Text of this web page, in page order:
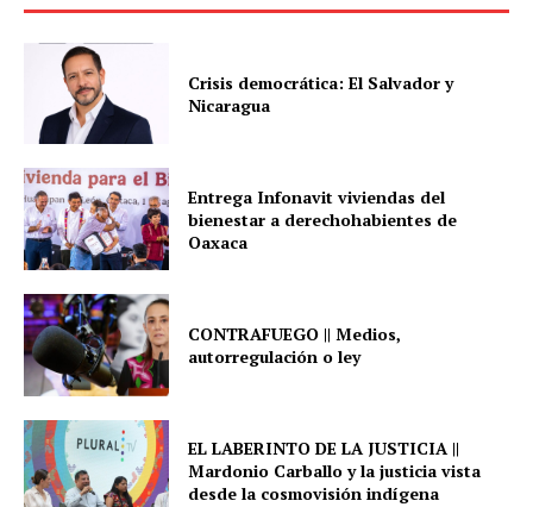
Crisis democrática: El Salvador y
Nicaragua
Entrega Infonavit viviendas del
bienestar a derechohabientes de
Oaxaca
CONTRAFUEGO || Medios,
autorregulación o ley
EL LABERINTO DE LA JUSTICIA ||
Mardonio Carballo y la justicia vista
desde la cosmovisión indígena